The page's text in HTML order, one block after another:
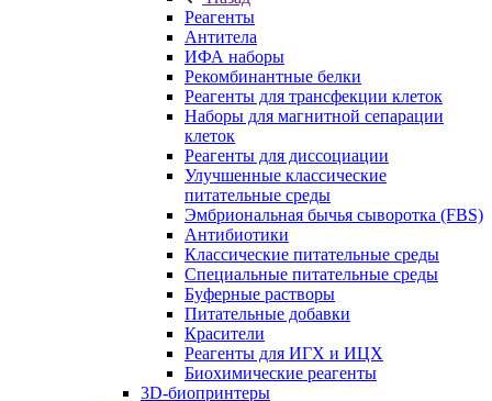
Реагенты
Антитела
ИФА наборы
Рекомбинантные белки
Реагенты для трансфекции клеток
Наборы для магнитной сепарации
клеток
Реагенты для диссоциации
Улучшенные классические
питательные среды
Эмбриональная бычья сыворотка (FBS)
Антибиотики
Классические питательные среды
Специальные питательные среды
Буферные растворы
Питательные добавки
Красители
Реагенты для ИГХ и ИЦХ
Биохимические реагенты
3D-биопринтеры